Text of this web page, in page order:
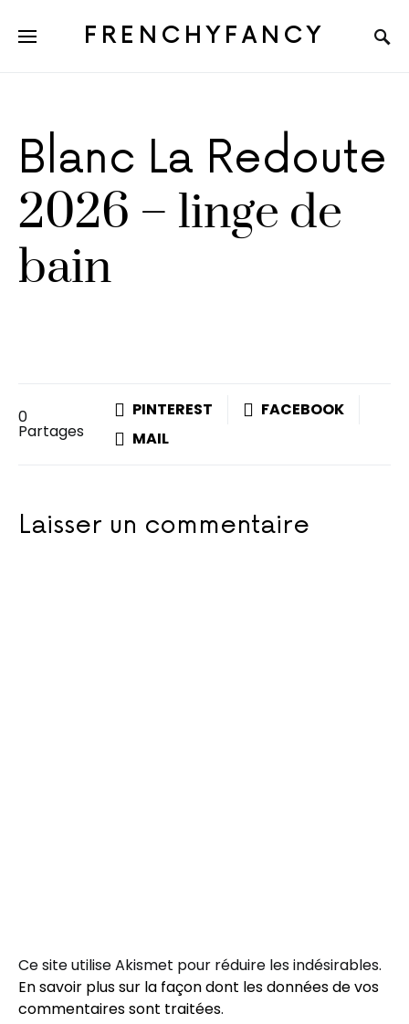
FRENCHYFANCY
Blanc La Redoute
2026 – linge de
bain
0
Partages
PINTEREST
FACEBOOK
MAIL
Laisser un commentaire
Ce site utilise Akismet pour réduire les indésirables.
En savoir plus sur la façon dont les données de vos
commentaires sont traitées.